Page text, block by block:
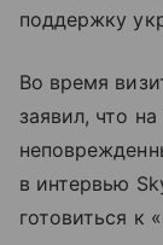
поддержку
Во время
заявил, что
в интервью
готовиться к